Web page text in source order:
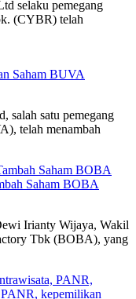
selaku pemegang
(CYBR) telah
Saham BUVA
satu pemegang
telah menambah
Saham BOBA
Irianty Wijaya, Wakil
Tbk (BOBA), yang